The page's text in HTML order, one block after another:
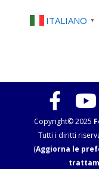
ITALIANO ▼
Copyright© 2025
Tutti i diritti
(Aggiorna le